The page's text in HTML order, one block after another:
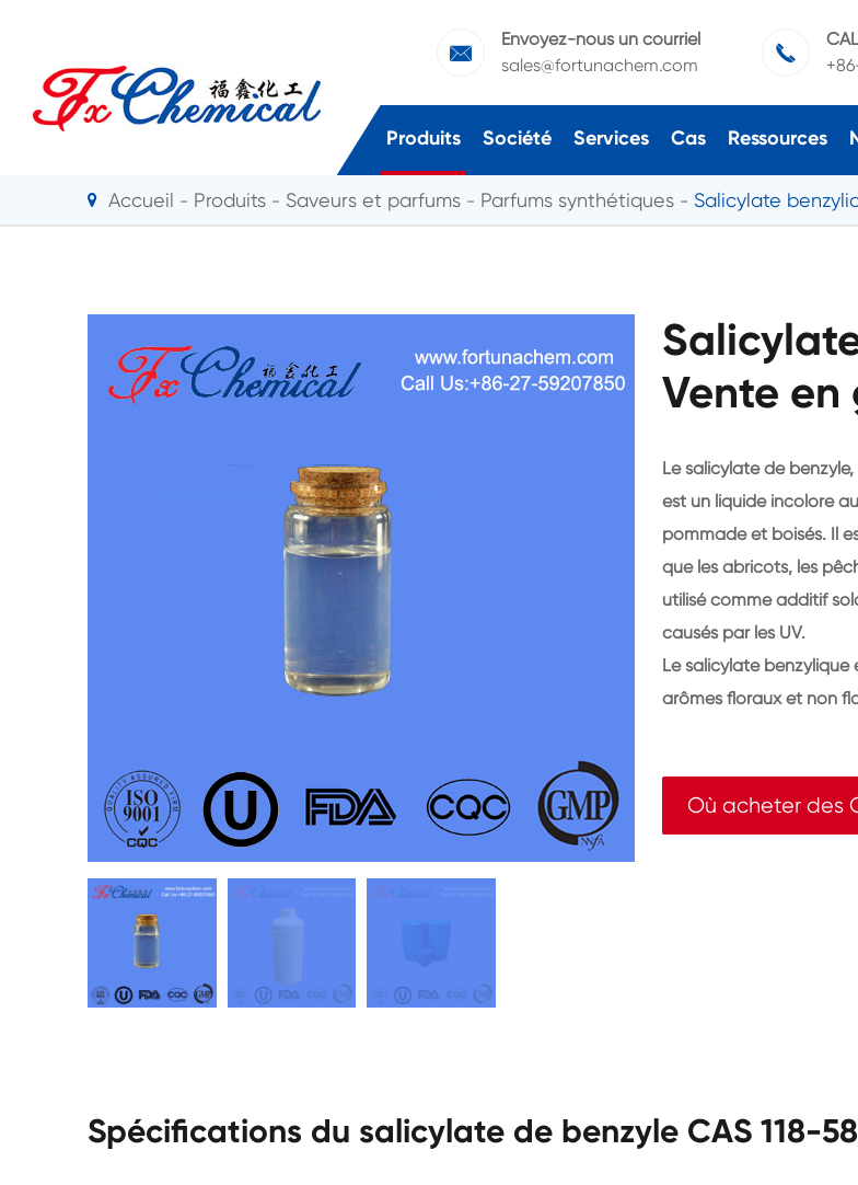

Envoyez-nous un courriel
sales@fortunachem.com

Produits Société Services Cas Ressources
Accueil Produits Saveurs et parfums Parfums synthétiques Salicylate
Vente en
Le salicylate de
est un liquide incolore
pommade et boisés. Il
que les abricots, les
utilisé comme additif
causés par les UV.
Le salicylate
arômes floraux et non
Où acheter des
Spécifications du salicylate de benzyle CAS 118-